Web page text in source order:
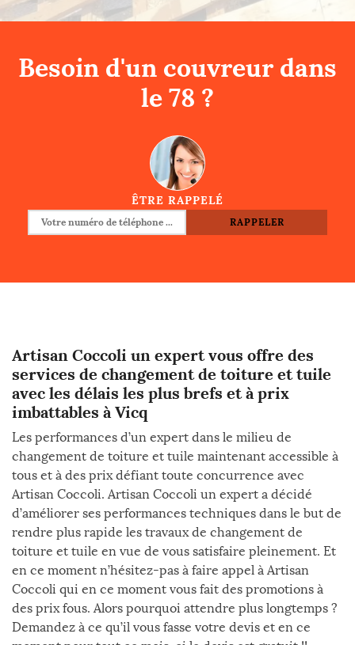
Besoin d'un couvreur dans
le 78 ?
ÊTRE RAPPELÉ
Artisan Coccoli un expert vous offre des
services de changement de toiture et tuile
avec les délais les plus brefs et à prix
imbattables à Vicq
Les performances d’un expert dans le milieu de
changement de toiture et tuile maintenant accessible à
tous et à des prix défiant toute concurrence avec
Artisan Coccoli. Artisan Coccoli un expert a décidé
d’améliorer ses performances techniques dans le but de
rendre plus rapide les travaux de changement de
toiture et tuile en vue de vous satisfaire pleinement. Et
en ce moment n’hésitez-pas à faire appel à Artisan
Coccoli qui en ce moment vous fait des promotions à
des prix fous. Alors pourquoi attendre plus longtemps ?
Demandez à ce qu’il vous fasse votre devis et en ce